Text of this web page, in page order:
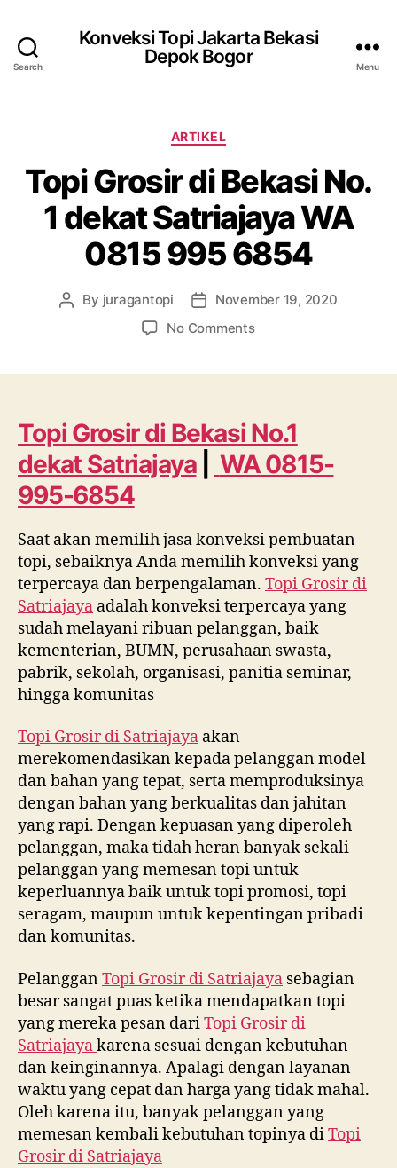
Search
Konveksi Topi Jakarta Bekasi
Depok Bogor
Menu
Categories
ARTIKEL
Topi Grosir di Bekasi No.
1 dekat Satriajaya WA
0815 995 6854
Post
By juragantopi
PostNovember 19, 2020
No Commentson
No.
1
dekat
995
6854
Topi Grosir di Bekasi No.1
dekat Satriajaya|
WA 0815-
995-6854
Saat akan memilih jasa konveksi pembuatan
topi, sebaiknya Anda memilih konveksi yang
terpercaya dan berpengalaman. Topi Grosir di
Satriajaya adalah konveksi terpercaya yang
sudah melayani ribuan pelanggan, baik
kementerian, BUMN, perusahaan swasta,
pabrik, sekolah, organisasi, panitia seminar,
hingga komunitas
Topi Grosir di Satriajaya akan
merekomendasikan kepada pelanggan model
dan bahan yang tepat, serta memproduksinya
dengan bahan yang berkualitas dan jahitan
yang rapi. Dengan kepuasan yang diperoleh
pelanggan, maka tidah heran banyak sekali
pelanggan yang memesan topi untuk
keperluannya baik untuk topi promosi, topi
seragam, maupun untuk kepentingan pribadi
dan komunitas.
PelangganTopi Grosir di Satriajaya sebagian
besar sangat puas ketika mendapatkan topi
yang mereka pesan dariTopi Grosir di
Satriajayakarena sesuai dengan kebutuhan
dan keinginannya. Apalagi dengan layanan
waktu yang cepat dan harga yang tidak mahal.
Oleh karena itu, banyak pelanggan yang
memesan kembali kebutuhan topinya diTopi
Grosir di Satriajaya